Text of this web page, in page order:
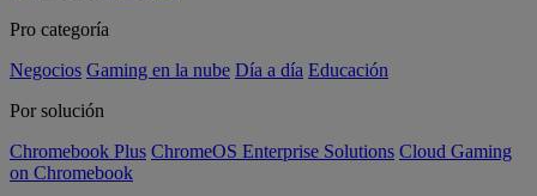
Pro categoría
Negocios Gaming en la nube Día a día Educación
Por solución
Chromebook Plus ChromeOS Enterprise Solutions Cloud Gaming
on Chromebook